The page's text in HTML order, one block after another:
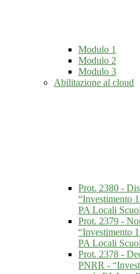
Modulo 1
Modulo 2
Modulo 3
Abilitazione al cloud
Prot. 2380 -
“Investimento
PA Locali
Prot. 2379 -
“Investimento
PA Locali
Prot. 2378 -
PNRR -